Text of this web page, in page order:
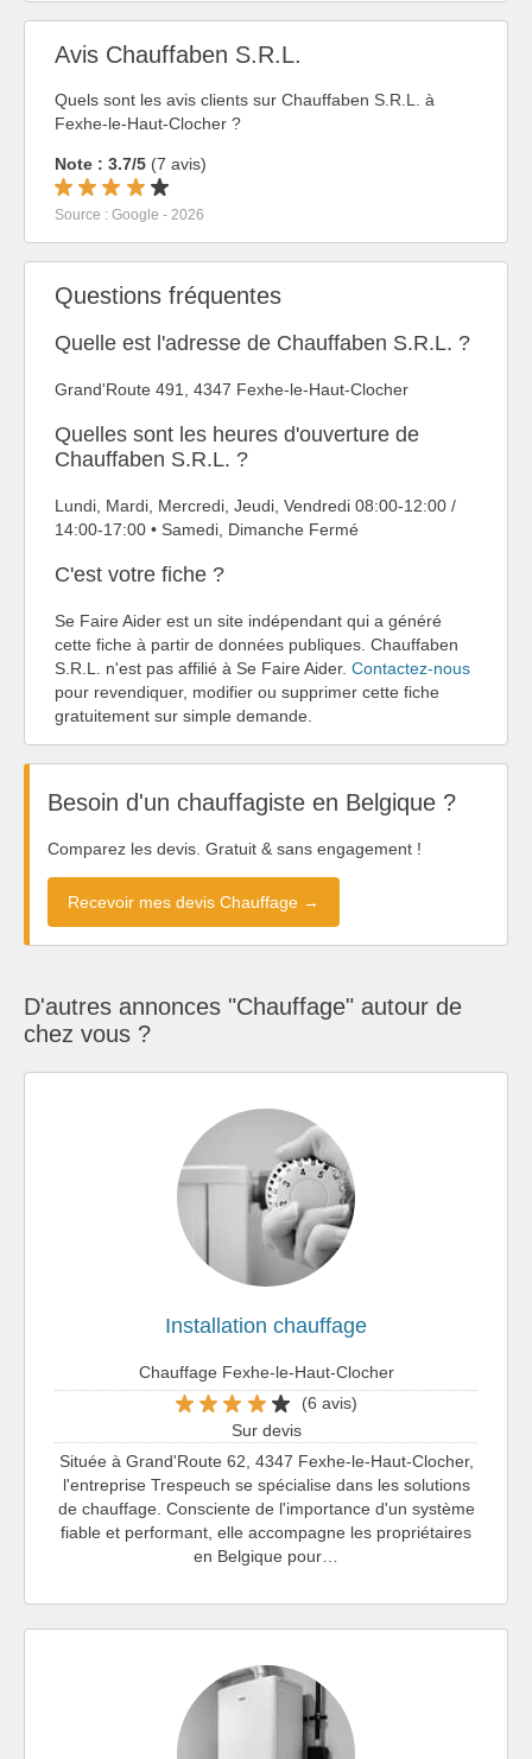
Avis Chauffaben S.R.L.
Quels sont les avis clients sur Chauffaben S.R.L. à
Fexhe-le-Haut-Clocher ?
Note : 3.7/5 (7 avis)
Source : Google - 2026
Questions fréquentes
Quelle est l'adresse de Chauffaben S.R.L. ?
Grand'Route 491, 4347 Fexhe-le-Haut-Clocher
Quelles sont les heures d'ouverture de
Chauffaben S.R.L. ?
Lundi, Mardi, Mercredi, Jeudi, Vendredi 08:00-12:00 /
14:00-17:00 • Samedi, Dimanche Fermé
C'est votre fiche ?
Se Faire Aider est un site indépendant qui a généré
cette fiche à partir de données publiques. Chauffaben
S.R.L. n'est pas affilié à Se Faire Aider. Contactez-nous
pour revendiquer, modifier ou supprimer cette fiche
gratuitement sur simple demande.
Besoin d'un chauffagiste en Belgique ?
Comparez les devis. Gratuit & sans engagement !
Recevoir mes devis Chauffage →
D'autres annonces "Chauffage" autour de
chez vous ?
Installation chauffage
Chauffage Fexhe-le-Haut-Clocher
(6 avis)
Sur devis
Située à Grand'Route 62, 4347 Fexhe-le-Haut-Clocher,
l'entreprise Trespeuch se spécialise dans les solutions
de chauffage. Consciente de l'importance d'un système
fiable et performant, elle accompagne les propriétaires
en Belgique pour…